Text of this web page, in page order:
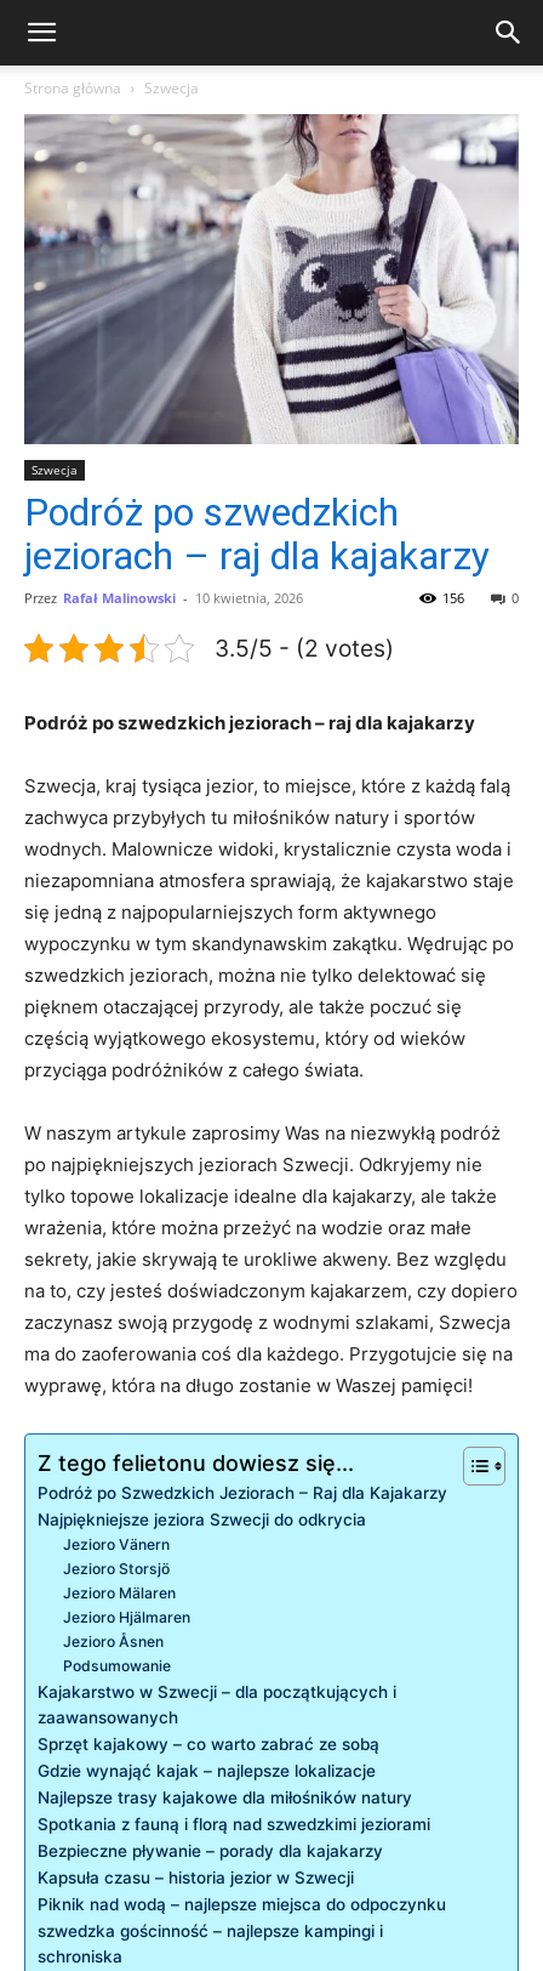
Strona główna Szwecja
Szwecja
Podróż po szwedzkich
jeziorach – raj dla kajakarzy
Przez Rafał Malinowski - 10 kwietnia, 2026 0
156
3.5/5 - (2 votes)
Podróż po szwedzkich jeziorach – raj dla kajakarzy
Szwecja, kraj tysiąca jezior, to miejsce, które z każdą falą
zachwyca przybyłych tu miłośników natury i sportów
wodnych. Malownicze widoki, krystalicznie czysta woda i
niezapomniana atmosfera sprawiają, że kajakarstwo staje
się jedną z najpopularniejszych form aktywnego
wypoczynku w tym skandynawskim zakątku. Wędrując po
szwedzkich jeziorach, można nie tylko delektować się
pięknem otaczającej przyrody, ale także poczuć się
częścią wyjątkowego ekosystemu, który od wieków
przyciąga podróżników z całego świata.
W naszym artykule zaprosimy Was na niezwykłą podróż
po najpiękniejszych jeziorach Szwecji. Odkryjemy nie
tylko topowe lokalizacje idealne dla kajakarzy, ale także
wrażenia, które można przeżyć na wodzie oraz małe
sekrety, jakie skrywają te urokliwe akweny. Bez względu
na to, czy jesteś doświadczonym kajakarzem, czy dopiero
zaczynasz swoją przygodę z wodnymi szlakami, Szwecja
ma do zaoferowania coś dla każdego. Przygotujcie się na
wyprawę, która na długo zostanie w Waszej pamięci!
Z tego felietonu dowiesz się...
Podróż po Szwedzkich Jeziorach – Raj dla Kajakarzy
Najpiękniejsze jeziora Szwecji do odkrycia
Jezioro Vänern
Jezioro Storsjö
Jezioro Mälaren
Jezioro Hjälmaren
Jezioro Åsnen
Podsumowanie
Kajakarstwo w Szwecji – dla początkujących i
zaawansowanych
Sprzęt kajakowy – co warto zabrać ze sobą
Gdzie wynająć kajak – najlepsze lokalizacje
Najlepsze trasy kajakowe dla miłośników natury
Spotkania z fauną i florą nad szwedzkimi jeziorami
Bezpieczne pływanie – porady dla kajakarzy
Kapsuła czasu – historia jezior w Szwecji
Piknik nad wodą – najlepsze miejsca do odpoczynku
szwedzka gościnność – najlepsze kampingi i
schroniska